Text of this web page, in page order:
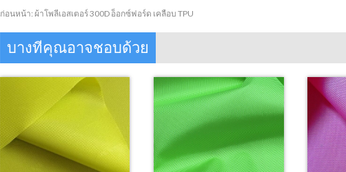
ก่อนหน้า: ผ้าโพลีเอสเตอร์ 300D อ็อกซ์ฟอร์ด เคลือบ TPU
บางทีคุณอาจชอบด้วย